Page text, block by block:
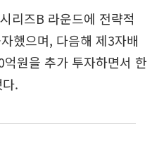
리즈B 라운드에 전략적
했으며, 다음해 제3자배
원을 추가 투자하면서 한
.